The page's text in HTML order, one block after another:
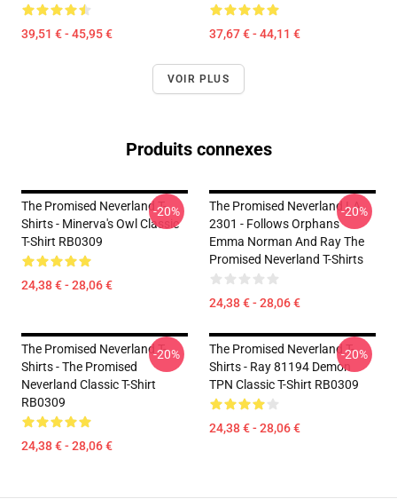
39,51 € - 45,95 € 37,67 € - 44,11 €
VOIR PLUS
Produits connexes
The Promised Neverland T-
Shirts - Minerva's Owl Classic
T-Shirt RB0309
24,38 € - 28,06 €
-20%
The Promised Neverland LA
2301 - Follows Orphans
Emma Norman And Ray The
Promised Neverland T-Shirts
24,38 € - 28,06 €
-20%
The Promised Neverland T-
Shirts - The Promised
Neverland Classic T-Shirt
RB0309
24,38 € - 28,06 €
-20%
The Promised Neverland T-
Shirts - Ray 81194 Demon
TPN Classic T-Shirt RB0309
24,38 € - 28,06 €
-20%